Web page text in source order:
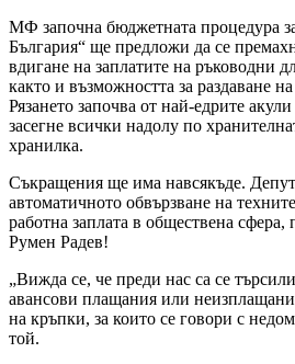
МФ започна бюджетната процедура
България“ ще предложи да се
вдигане на заплатите на ръководни
както и възможността за раздаване
Рязането започва от най-едрите
засегне всички надолу по
хранилка.
Съкращения ще има навсякъде.
автоматичното обвързване на
работна заплата в обществена сфера,
Румен Радев!
„Вижда се, че преди нас са се
авансови плащания или
на кръпки, за които се говори с
той.